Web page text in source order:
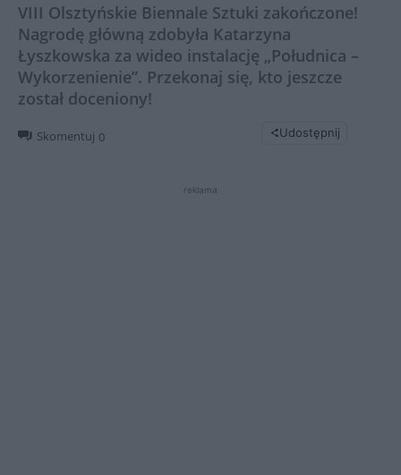
VIII Olsztyńskie Biennale Sztuki zakończone!
Nagrodę główną zdobyła Katarzyna
Łyszkowska za wideo instalację „Południca –
Wykorzenienie”. Przekonaj się, kto jeszcze
został doceniony!
Skomentuj 0 Udostępnij
reklama